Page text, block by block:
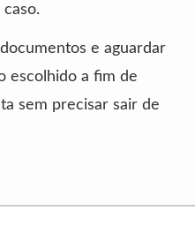
e aguardar
escolhido a fim de
sem precisar sair de